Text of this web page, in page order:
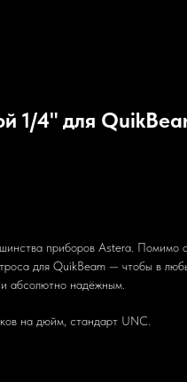
1/4" для
приборов Astera. Помимо
для QuikBeam — чтобы в
абсолютно надёжным.
на дюйм, стандарт UNC.